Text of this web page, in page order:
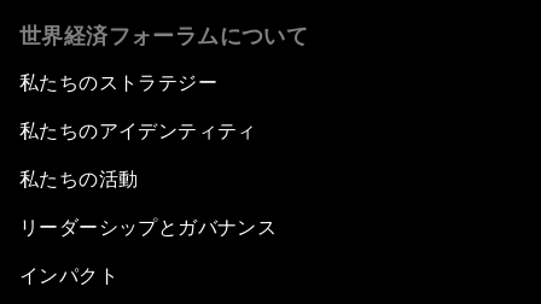
世界経済フォーラムについて
私たちのストラテジー
私たちのアイデンティティ
私たちの活動
リーダーシップとガバナンス
インパクト